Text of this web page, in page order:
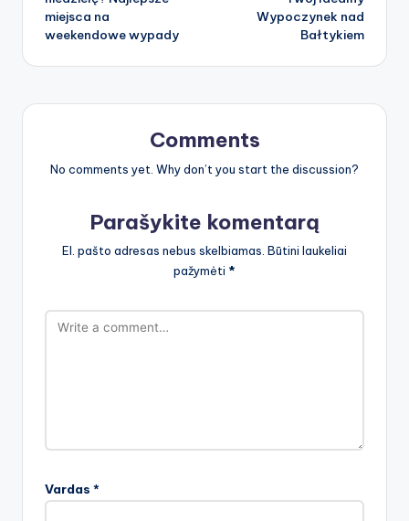
miejsca na
weekendowe wypady
Wypoczynek nad
Bałtykiem
Comments
No comments yet. Why don’t you start the discussion?
Parašykite komentarą
El. pašto adresas nebus skelbiamas. Būtini laukeliai
pažymėti *
Vardas *